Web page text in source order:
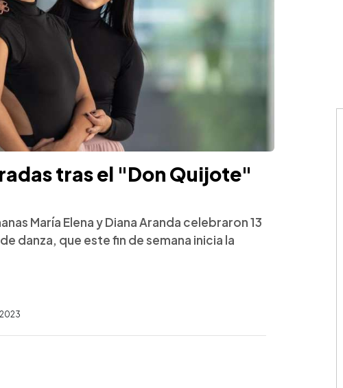
tras el "Don Quijote"
María Elena y Diana Aranda celebraron 13
danza, que este fin de semana inicia la